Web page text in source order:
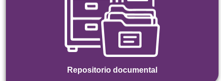
Repositorio documental